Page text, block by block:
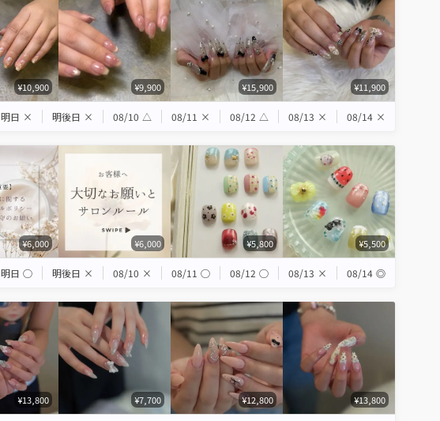
¥10,900 ¥9,900 ¥15,900 ¥11,900
明日 × 明後日 × 08/10 △ 08/11 × 08/12 △ 08/13 × 08/14 ×
¥6,000 ¥6,000 ¥5,800 ¥5,500
明日 ◯ 明後日 × 08/10 × 08/11 ◯ 08/12 ◯ 08/13 × 08/14 ◎
¥13,800 ¥7,700 ¥12,800 ¥13,800